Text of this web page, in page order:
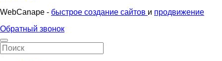
WebCanape - быстрое создание сайтов и продвижение
Обратный звонок